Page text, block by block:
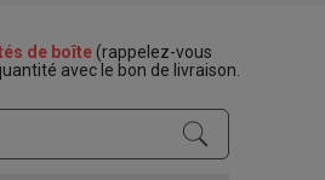
de boîte (rappelez-vous
avec le bon de livraison.